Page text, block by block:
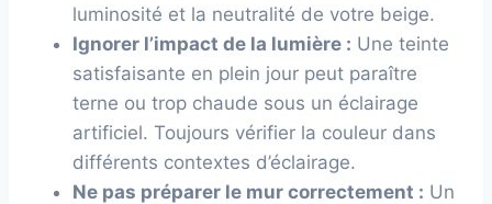
luminosité et la neutralité de votre beige.
Ignorer l’impact de la lumière : Une teinte
satisfaisante en plein jour peut paraître
terne ou trop chaude sous un éclairage
artificiel. Toujours vérifier la couleur dans
différents contextes d’éclairage.
Ne pas préparer le mur correctement : Un